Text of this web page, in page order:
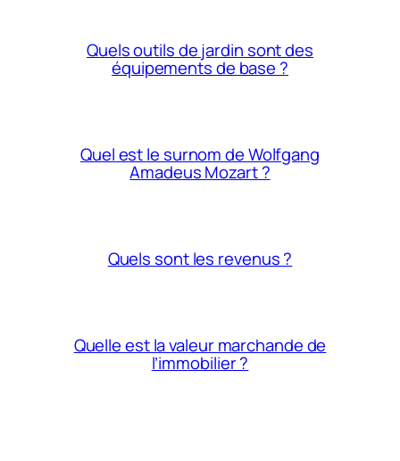
Quels outils de jardin sont des
équipements de base ?
Quel est le surnom de Wolfgang
Amadeus Mozart ?
Quels sont les revenus ?
Quelle est la valeur marchande de
l’immobilier ?